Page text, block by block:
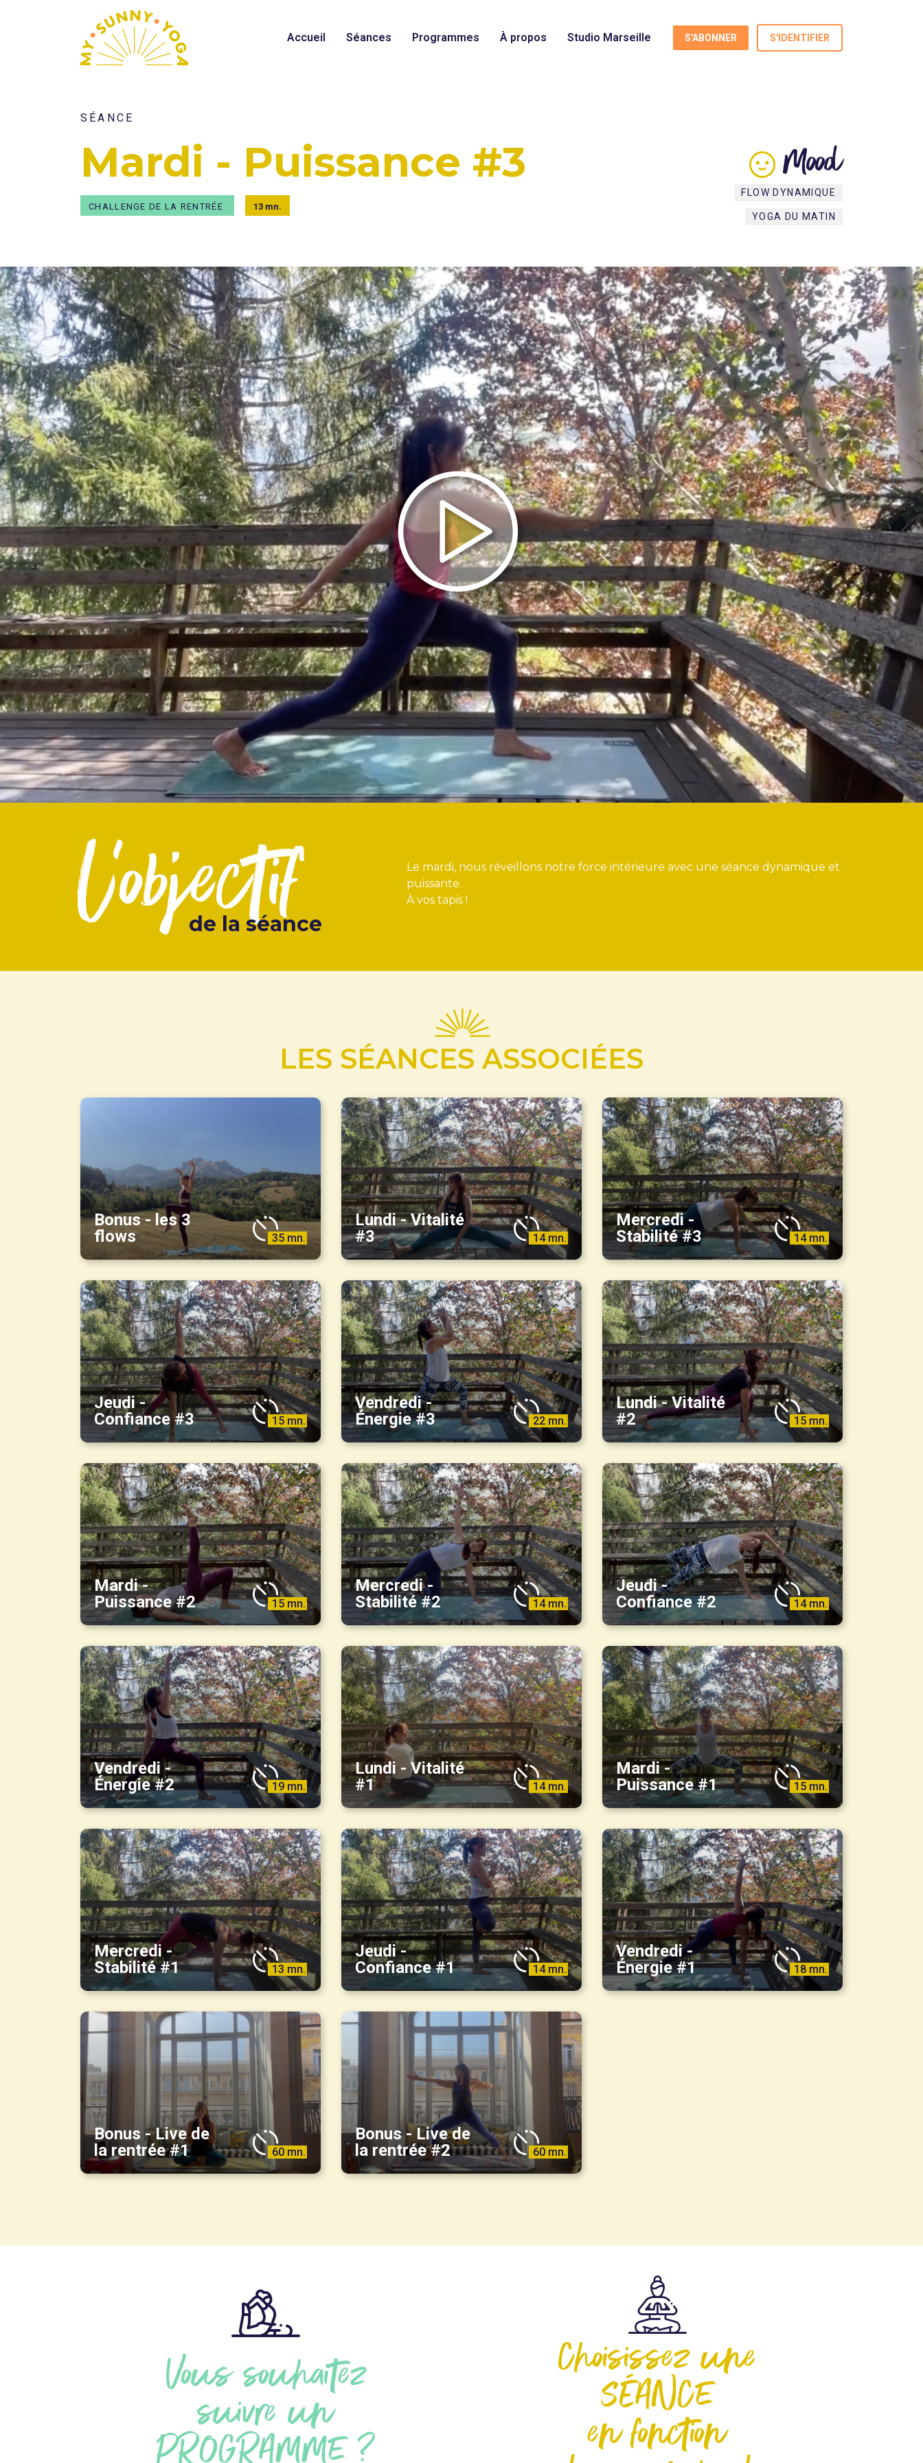
Accueil Séances Programmes À propos Studio Marseille S'ABONNER S'IDENTIFIER
SÉANCE
Mardi - Puissance #3
CHALLENGE DE LA RENTRÉE 13 mn.
Mood
FLOW DYNAMIQUE
YOGA DU MATIN
l'objectif
de la séance
Le mardi, nous réveillons notre force intérieure avec une séance dynamique et
puissante.
À vos tapis !
LES SÉANCES ASSOCIÉES
Bonus - les 3
flows
35 mn.
Lundi - Vitalité
#3
14 mn.
Mercredi -
Stabilité #3
14 mn.
Jeudi -
Confiance #3
15 mn.
Vendredi -
Énergie #3
22 mn.
Lundi - Vitalité
#2
15 mn.
Mardi -
Puissance #2
15 mn.
Mercredi -
Stabilité #2
14 mn.
Jeudi -
Confiance #2
14 mn.
Vendredi -
Énergie #2
19 mn.
Lundi - Vitalité
#1
14 mn.
Mardi -
Puissance #1
15 mn.
Mercredi -
Stabilité #1
13 mn.
Jeudi -
Confiance #1
14 mn.
Vendredi -
Énergie #1
18 mn.
Bonus - Live de
la rentrée #1
60 mn.
Bonus - Live de
la rentrée #2
60 mn.
Vous souhaitez
suivre un
PROGRAMME ?
Choisissez une
SÉANCE
en fonction